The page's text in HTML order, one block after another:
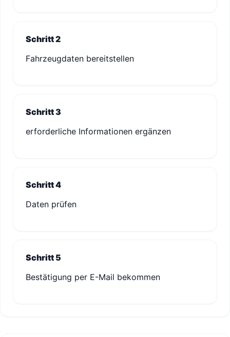
Schritt 2
Fahrzeugdaten bereitstellen
Schritt 3
erforderliche Informationen ergänzen
Schritt 4
Daten prüfen
Schritt 5
Bestätigung per E-Mail bekommen